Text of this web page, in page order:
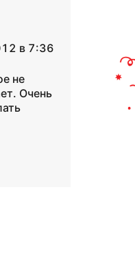
в 7:36
не
Очень